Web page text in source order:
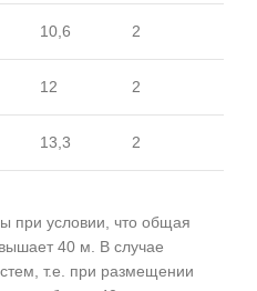
10,6 2
12 2
13,3 2
при условии, что общая
40 м. В случае
т.е. при размещении